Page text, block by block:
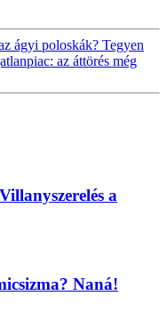
ágyi poloskák? Tegyen
az áttörés még
a
Naná!